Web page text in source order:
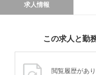
求人情報
この求人と勤
閲覧履歴があ